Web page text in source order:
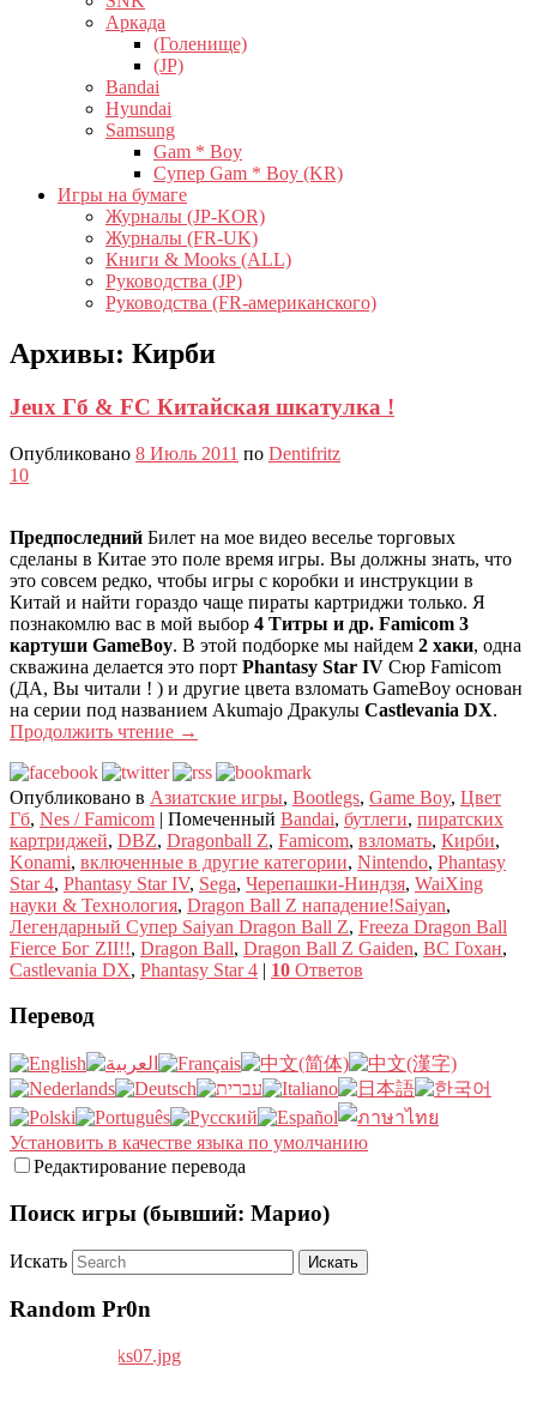
Аркада
(Голенище)
(JP)
Bandai
Hyundai
Samsung
Gam * Boy
Супер Gam * Boy (KR)
Игры на бумаге
Журналы (JP-KOR)
Журналы (FR-UK)
Книги & Mooks (ALL)
Руководства (JP)
Руководства (FR-американского)
Архивы: Кирби
Jeux Гб & FC Китайская шкатулка !
Опубликовано 8 Июль 2011 по Dentifritz
10
Предпоследний Билет на мое видео веселье торговых
сделаны в Китае это поле время игры. Вы должны знать, что
это совсем редко, чтобы игры с коробки и инструкции в
Китай и найти гораздо чаще пираты картриджи только. Я
познакомлю вас в мой выбор 4 Титры и др. Famicom 3
картуши GameBoy. В этой подборке мы найдем 2 хаки, одна
скважина делается это порт Phantasy Star IV Сюр Famicom
(ДА, Вы читали ! ) и другие цвета взломать GameBoy основан
на серии под названием Akumajo Дракулы Castlevania DX.
Продолжить чтение →
Опубликовано в Азиатские игры, Bootlegs, Game Boy, Цвет
Гб, Nes / Famicom | Помеченный Bandai, бутлеги, пиратских
картриджей, DBZ, Dragonball Z, Famicom, взломать, Кирби,
Konami, включенные в другие категории, Nintendo, Phantasy
Star 4, Phantasy Star IV, Sega, Черепашки-Ниндзя, WaiXing
науки & Технология, Dragon Ball Z нападение!Saiyan,
Легендарный Супер Saiyan Dragon Ball Z, Freeza Dragon Ball
Fierce Бог ZII!!, Dragon Ball, Dragon Ball Z Gaiden, ВС Гохан,
Castlevania DX, Phantasy Star 4 | 10 Ответов
Перевод
Установить в качестве языка по умолчанию
Редактирование перевода
Поиск игры (бывший: Марио)
Искать
Random Pr0n